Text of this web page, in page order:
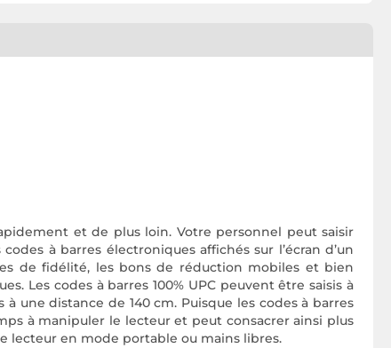
et de plus loin. Votre personnel peut saisir
à barres électroniques affichés sur l’écran d’un
de fidélité, les bons de réduction mobiles et bien
Les codes à barres 100% UPC peuvent être saisis à
une distance de 140 cm. Puisque les codes à barres
à manipuler le lecteur et peut consacrer ainsi plus
lecteur en mode portable ou mains libres.